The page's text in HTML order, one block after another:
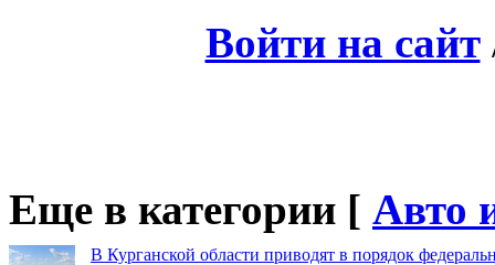
Войти на сайт
Еще в категории [ Авто
В Курганской области приводят в порядок